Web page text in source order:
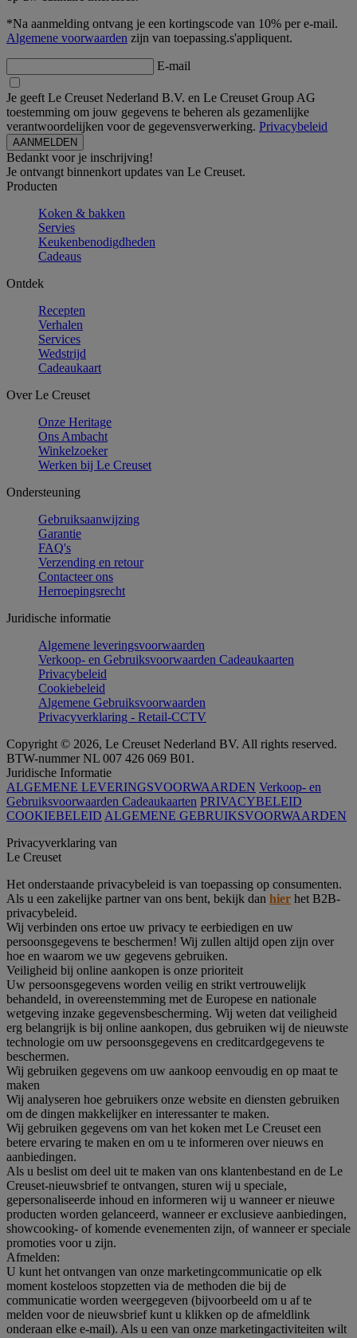
*Na aanmelding ontvang je een kortingscode van 10% per e-mail.
Algemene voorwaarden zijn van toepassing.s'appliquent.
E-mail
Je geeft Le Creuset Nederland B.V. en Le Creuset Group AG
toestemming om jouw gegevens te beheren als gezamenlijke
verantwoordelijken voor de gegevensverwerking. Privacybeleid
Bedankt voor je inschrijving!
Je ontvangt binnenkort updates van Le Creuset.
Producten
Koken & bakken
Servies
Keukenbenodigdheden
Cadeaus
Ontdek
Recepten
Verhalen
Services
Wedstrijd
Cadeaukaart
Over Le Creuset
Onze Heritage
Ons Ambacht
Winkelzoeker
Werken bij Le Creuset
Ondersteuning
Gebruiksaanwijzing
Garantie
FAQ's
Verzending en retour
Contacteer ons
Herroepingsrecht
Juridische informatie
Algemene leveringsvoorwaarden
Verkoop- en Gebruiksvoorwaarden Cadeaukaarten
Privacybeleid
Cookiebeleid
Algemene Gebruiksvoorwaarden
Privacyverklaring - Retail-CCTV
Copyright © 2026, Le Creuset Nederland BV. All rights reserved.
BTW-nummer NL 007 426 069 B01.
Juridische Informatie
ALGEMENE LEVERINGSVOORWAARDEN Verkoop- en
Gebruiksvoorwaarden Cadeaukaarten PRIVACYBELEID
COOKIEBELEID ALGEMENE GEBRUIKSVOORWAARDEN
Privacyverklaring van
Le Creuset
Het onderstaande privacybeleid is van toepassing op consumenten.
Als u een zakelijke partner van ons bent, bekijk dan hier het B2B-
privacybeleid.
Wij verbinden ons ertoe uw privacy te eerbiedigen en uw
persoonsgegevens te beschermen! Wij zullen altijd open zijn over
hoe en waarom we uw gegevens gebruiken.
Veiligheid bij online aankopen is onze prioriteit
Uw persoonsgegevens worden veilig en strikt vertrouwelijk
behandeld, in overeenstemming met de Europese en nationale
wetgeving inzake gegevensbescherming. Wij weten dat veiligheid
erg belangrijk is bij online aankopen, dus gebruiken wij de nieuwste
technologie om uw persoonsgegevens en creditcardgegevens te
beschermen.
Wij gebruiken gegevens om uw aankoop eenvoudig en op maat te
maken
Wij analyseren hoe gebruikers onze website en diensten gebruiken
om de dingen makkelijker en interessanter te maken.
Wij gebruiken gegevens om van het koken met Le Creuset een
betere ervaring te maken en om u te informeren over nieuws en
aanbiedingen.
Als u beslist om deel uit te maken van ons klantenbestand en de Le
Creuset-nieuwsbrief te ontvangen, sturen wij u speciale,
gepersonaliseerde inhoud en informeren wij u wanneer er nieuwe
producten worden gelanceerd, wanneer er exclusieve aanbiedingen,
showcooking- of komende evenementen zijn, of wanneer er speciale
promoties voor u zijn.
Afmelden:
U kunt het ontvangen van onze marketingcommunicatie op elk
moment kosteloos stopzetten via de methoden die bij de
communicatie worden weergegeven (bijvoorbeeld om u af te
melden voor de nieuwsbrief kunt u klikken op de afmeldlink
onderaan elke e-mail). Als u een van onze marketingactiviteiten wilt